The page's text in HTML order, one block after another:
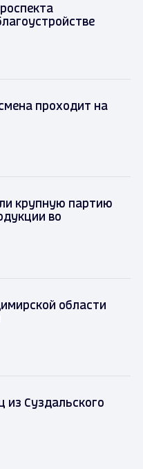
проходит на
крупную партию
во
области
из Суздальского